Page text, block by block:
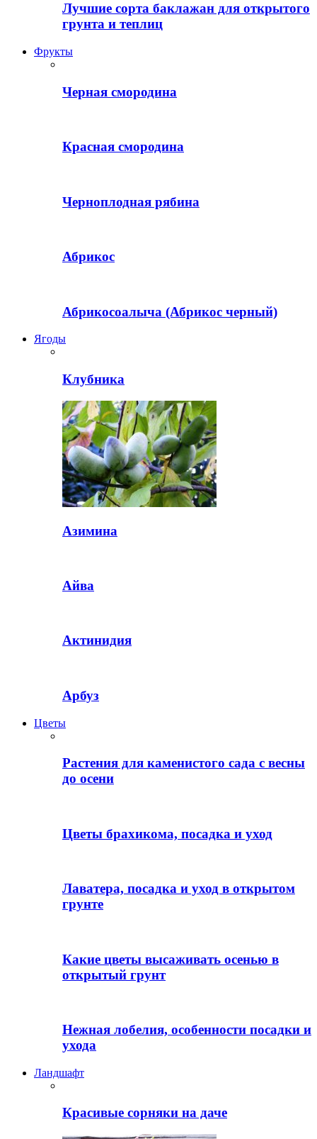
Лучшие сорта баклажан для открытого
грунта и теплиц
Фрукты
Черная смородина
Красная смородина
Черноплодная рябина
Абрикос
Абрикосоалыча (Абрикос черный)
Ягоды
Клубника
Азимина
Айва
Актинидия
Арбуз
Цветы
Растения для каменистого сада с весны
до осени
Цветы брахикома, посадка и уход
Лаватера, посадка и уход в открытом
грунте
Какие цветы высаживать осенью в
открытый грунт
Нежная лобелия, особенности посадки и
ухода
Ландшафт
Красивые сорняки на даче